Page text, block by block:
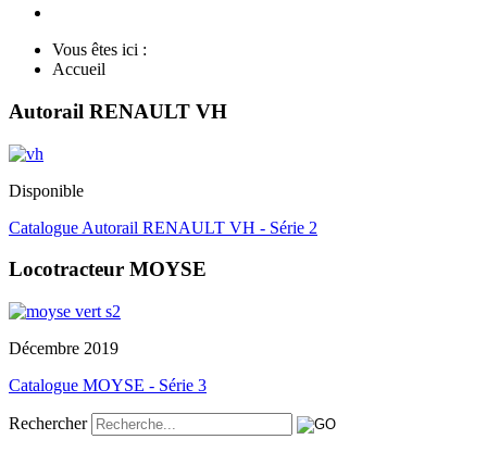
Vous êtes ici :
Accueil
Autorail RENAULT VH
Disponible
Catalogue Autorail RENAULT VH - Série 2
Locotracteur MOYSE
Décembre 2019
Catalogue MOYSE - Série 3
Rechercher